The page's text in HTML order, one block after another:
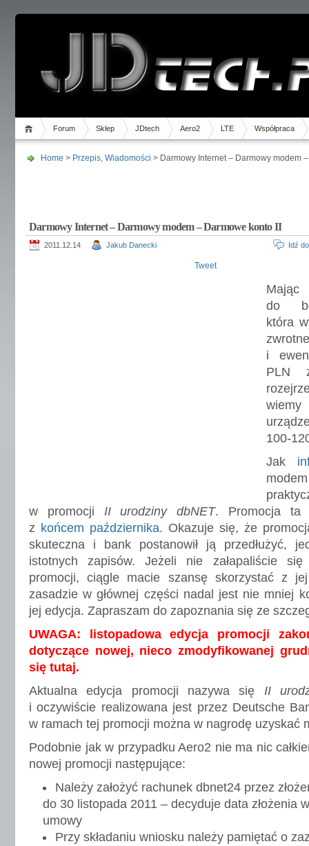
Forum Sklep JDtech Aero2 LTE Współpraca
Home > Przepis, Wiadomości > Darmowy Internet – Darmowy modem
Darmowy Internet – Darmowy modem – Darmowe konto II
2011.12.14 Jakub Danecki Idź
Tweet
do
która
i
PLN
100-
Jak
w promocji II urodziny dbNET. Promocja ta
z końcem października. Okazuje się, że
skuteczna i bank postanowił ją przedłużyć,
istotnych zapisów. Jeżeli nie załapaliście
promocji, ciągle macie szansę skorzystać z
zasadzie w głównej części nadal jest nie mniej
jej edycja. Zapraszam do zapoznania się ze
UWAGA: listopadowa edycja promocji
dotyczące nowej, nieco zmodyfikowanej
się tutaj.
Aktualna edycja promocji nazywa się II
i oczywiście realizowana jest przez Deutsche
w ramach tej promocji można w nagrodę uzyskać
Podobnie jak w przypadku Aero2 nie ma nic
nowej promocji następujące:
Należy założyć rachunek dbnet24 przez
do 30 listopada 2011 – decyduje data złożenia
umowy
Przy składaniu wniosku należy pamiętać o